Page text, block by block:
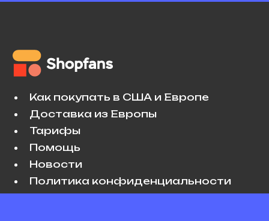
Как покупать в США и Европе
Доставка из Европы
Тарифы
Помощь
Новости
Политика конфиденциальности